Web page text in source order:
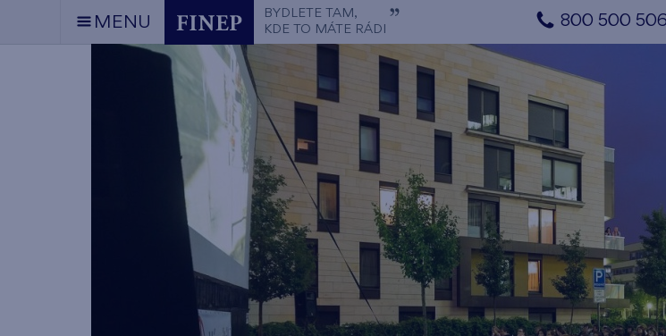
MENU
BYDLETE TAM,
KDE TO MÁTE RÁDI
800 500 506